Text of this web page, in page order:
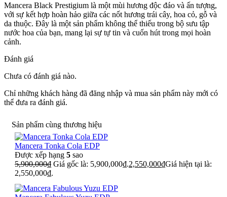
Mancera Black Prestigium là một mùi hương độc đáo và ấn tượng,
với sự kết hợp hoàn hảo giữa các nốt hương trái cây, hoa cỏ, gỗ và
da thuộc. Đây là một sản phẩm không thể thiếu trong bộ sưu tập
nước hoa của bạn, mang lại sự tự tin và cuốn hút trong mọi hoàn
cảnh.
Đánh giá
Chưa có đánh giá nào.
Chỉ những khách hàng đã đăng nhập và mua sản phẩm này mới có
thể đưa ra đánh giá.
Sản phẩm cùng thương hiệu
Mancera Tonka Cola EDP
Được xếp hạng 5 sao
5,900,000₫ Giá gốc là: 5,900,000₫.2,550,000₫Giá hiện tại là:
2,550,000₫.